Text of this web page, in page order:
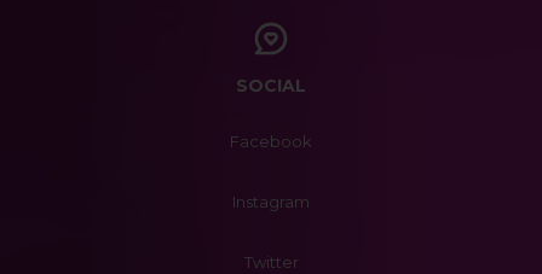
SOCIAL
Facebook
Instagram
Twitter